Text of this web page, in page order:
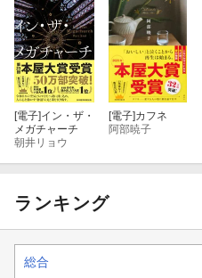
[電子]イン・ザ・
メガチャーチ
朝井リョウ
[電子]カフネ
阿部暁子
ランキング
総合